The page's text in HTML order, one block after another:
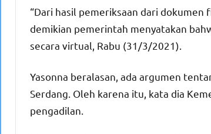
“Dari hasil pemeriksaan dari dokumen
demikian pemerintah menyatakan
secara virtual, Rabu (31/3/2021).
Yasonna beralasan, ada argumen
Serdang. Oleh karena itu, kata dia
pengadilan.